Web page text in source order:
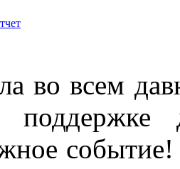
во всем
поддержке